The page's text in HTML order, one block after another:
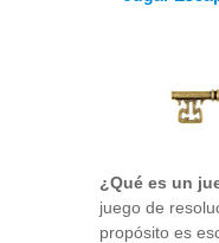
¿Qué es un
juego de
propósito es